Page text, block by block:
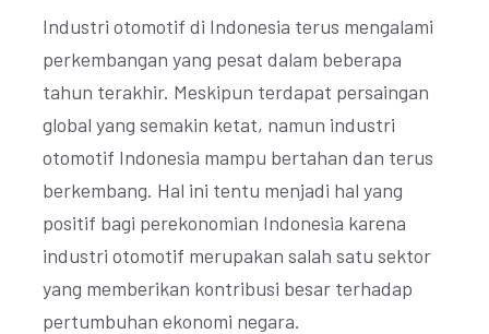
Industri otomotif di Indonesia terus mengalami
perkembangan yang pesat dalam beberapa
tahun terakhir. Meskipun terdapat persaingan
global yang semakin ketat, namun industri
otomotif Indonesia mampu bertahan dan terus
berkembang. Hal ini tentu menjadi hal yang
positif bagi perekonomian Indonesia karena
industri otomotif merupakan salah satu sektor
yang memberikan kontribusi besar terhadap
pertumbuhan ekonomi negara.